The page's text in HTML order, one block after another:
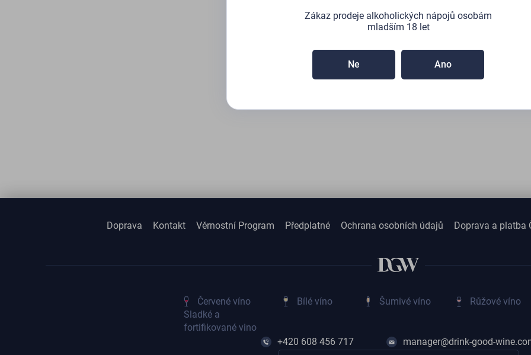
Doprava Kontakt Věrnostní Program Předplatné Ochrana osobních údajů Doprava a platba
Červené víno Bílé víno Šumivé víno
Růžové víno
Sladké a
fortifikované vino
+420 608 456 717
manager@drink-good-
Zákaz prodeje alkoholických nápojů osobám
mladším 18 let
Ne Ano